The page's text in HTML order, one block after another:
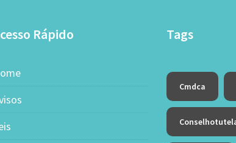
Rápido Tags
Cmdca